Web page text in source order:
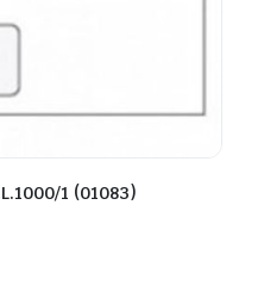
1 (01083)